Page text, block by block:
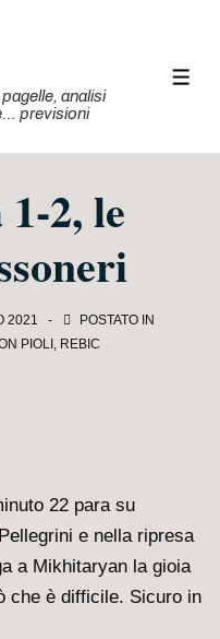
analisi
previsioni
2, le
2021
POSTATO IN
PIOLI , REBIC
22 para su
e nella ripresa
a Mikhitaryan la gioia
che è difficile. Sicuro in